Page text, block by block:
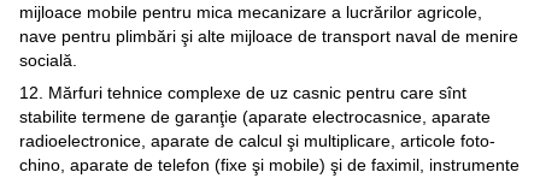
mijloace mobile pentru mica mecanizare a lucrărilor agricole,
nave pentru plimbări şi alte mijloace de transport naval de menire
socială.
12. Mărfuri tehnice complexe de uz casnic pentru care sînt
stabilite termene de garanţie (aparate electrocasnice, aparate
radioelectronice, aparate de calcul şi multiplicare, articole foto-
chino, aparate de telefon (fixe şi mobile) şi de faximil, instrumente